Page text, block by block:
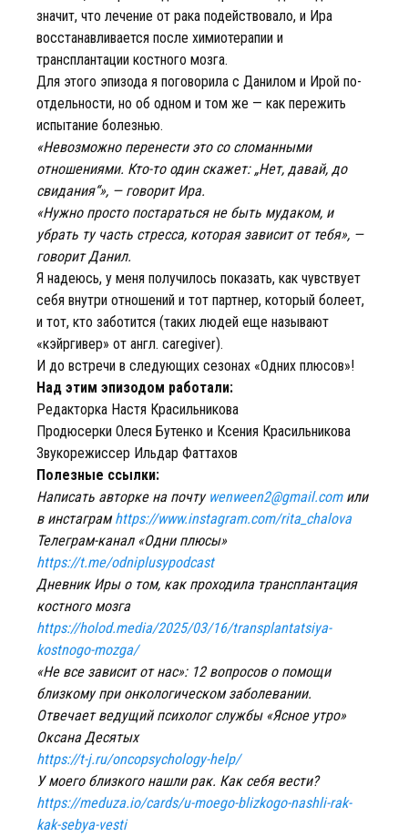
значит, что лечение от рака подействовало, и Ира
восстанавливается после химиотерапии и
трансплантации костного мозга.
Для этого эпизода я поговорила с Данилом и Ирой по-
отдельности, но об одном и том же — как пережить
испытание болезнью.
«Невозможно перенести это со сломанными
отношениями. Кто-то один скажет: „Нет, давай, до
свидания“», — говорит Ира.
«Нужно просто постараться не быть мудаком, и
убрать ту часть стресса, которая зависит от тебя», —
говорит Данил.
Я надеюсь, у меня получилось показать, как чувствует
себя внутри отношений и тот партнер, который болеет,
и тот, кто заботится (таких людей еще называют
«кэйргивер» от англ. caregiver).
И до встречи в следующих сезонах «Одних плюсов»!
Над этим эпизодом работали:
Редакторка Настя Красильникова
Продюсерки Олеся Бутенко и Ксения Красильникова
Звукорежиссер Ильдар Фаттахов
Полезные ссылки:
Написать авторке на почту wenween2@gmail.comили
в инстаграмhttps://www.instagram.com/rita_chalova
Телеграм-канал «Одни плюсы»
https://t.me/odniplusypodcast
Дневник Иры о том, как проходила трансплантация
костного мозга
https://holod.media/2025/03/16/transplantatsiya-
kostnogo-mozga/
«Не все зависит от нас»: 12 вопросов о помощи
близкому при онкологическом заболевании.
Отвечает ведущий психолог службы «Ясное утро»
Оксана Десятых
https://t-j.ru/oncopsychology-help/
У моего близкого нашли рак. Как себя вести?
https://meduza.io/cards/u-moego-blizkogo-nashli-rak-
kak-sebya-vesti